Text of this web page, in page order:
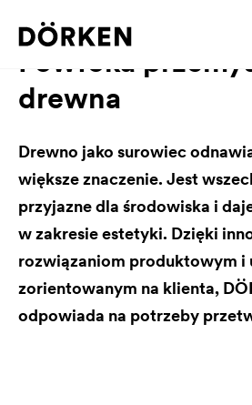
Powłoka
drewna
Drewno jako surowiec
większe znaczenie. Jest
przyjazne dla środowiska i
w zakresie estetyki. Dzięki
rozwiązaniom produktowym i
zorientowanym na klienta,
odpowiada na potrzeby